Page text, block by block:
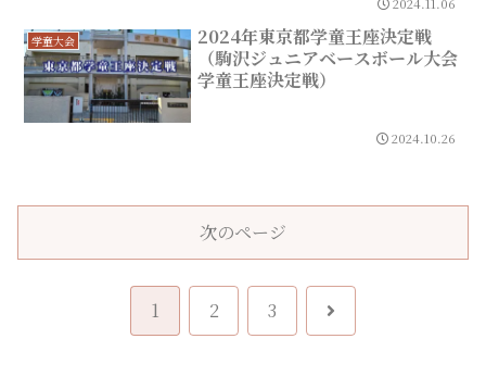
学童大会
2024年東京都学童王座決定戦
（駒沢ジュニアベースボール大会
学童王座決定戦）
2024.10.26
次のページ
1 2 3
次